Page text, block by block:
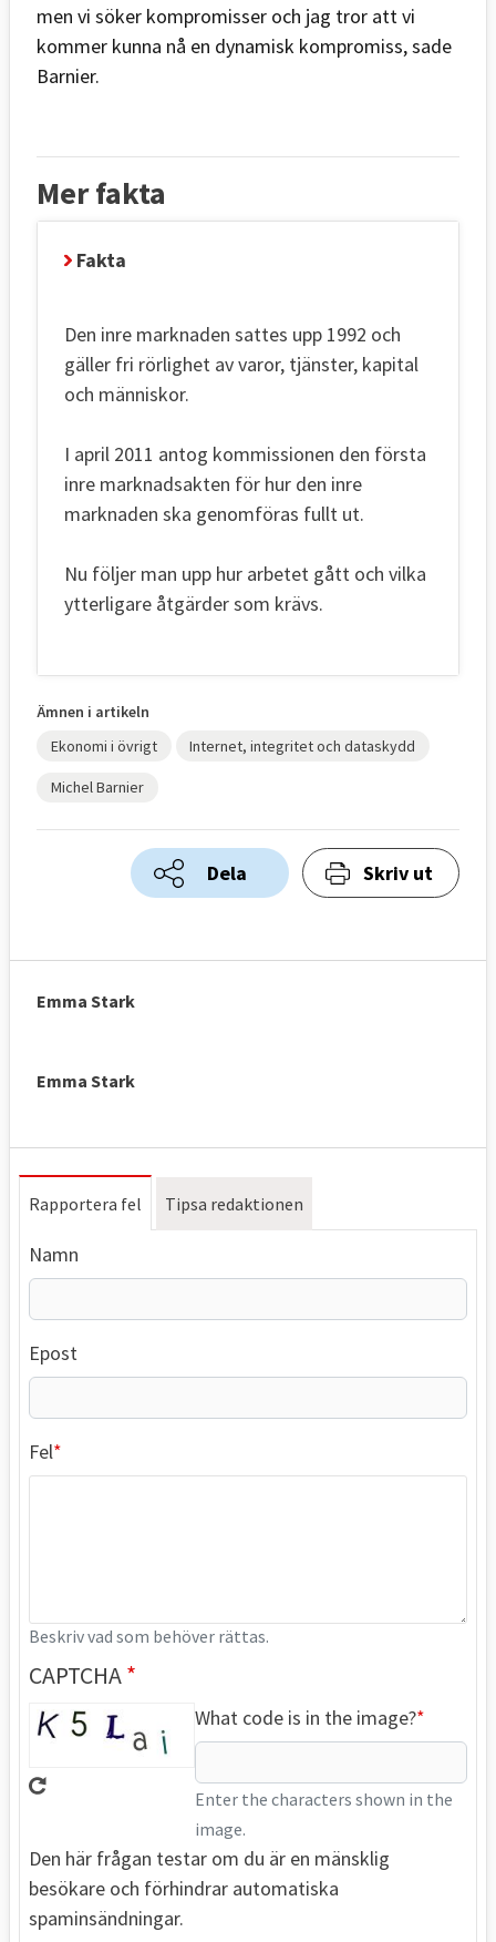
men vi söker kompromisser och jag tror att vi
kommer kunna nå en dynamisk kompromiss, sade
Barnier.
Mer fakta
Fakta
Den inre marknaden sattes upp 1992 och
gäller fri rörlighet av varor, tjänster, kapital
och människor.
I april 2011 antog kommissionen den första
inre marknadsakten för hur den inre
marknaden ska genomföras fullt ut.
Nu följer man upp hur arbetet gått och vilka
ytterligare åtgärder som krävs.
Ämnen i artikeln
Ekonomi i övrigt
Internet, integritet och dataskydd
Michel Barnier
Dela Skriv ut
Emma Stark
Emma Stark
Rapportera fel Tipsa redaktionen
Namn
Epost
Fel
Beskriv vad som behöver rättas.
CAPTCHA
What code is in the image?
Enter the characters shown in the
image.
Den här frågan testar om du är en mänsklig
besökare och förhindrar automatiska
spaminsändningar.